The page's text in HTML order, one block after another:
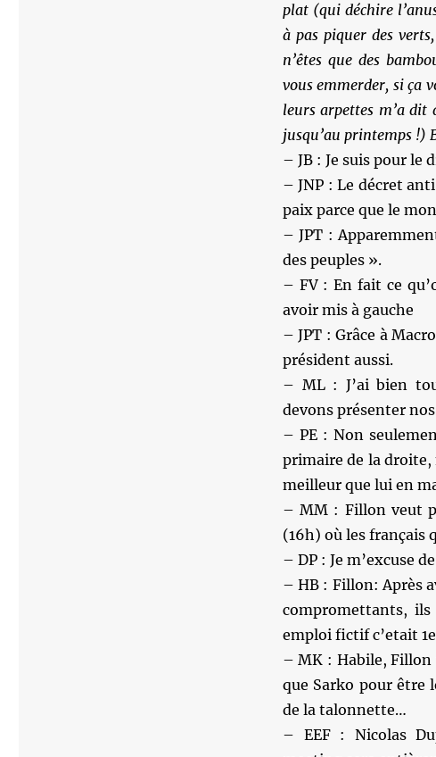
plat (qui déchire
à pas piquer des
n’êtes que des
vous emmerder, si ça
leurs arpettes m’a
jusqu’au printemps !)
– JB : Je suis pour le
– JNP : Le décret
paix parce que le
– JPT :
des peuples ».
– FV : En fait ce
avoir mis à gauche
– JPT : Grâce à
président aussi.
– ML : J’ai bien
devons présenter
– PE : Non
primaire de la
meilleur que lui en
– MM : Fillon veut
(16h) où les français
– DP : Je m’excuse
– HB : Fillon: Après
compromettants,
emploi fictif c’etait
– MK : Habile, Fillon
que Sarko pour être
de la talonnette…
– EEF : Nicolas